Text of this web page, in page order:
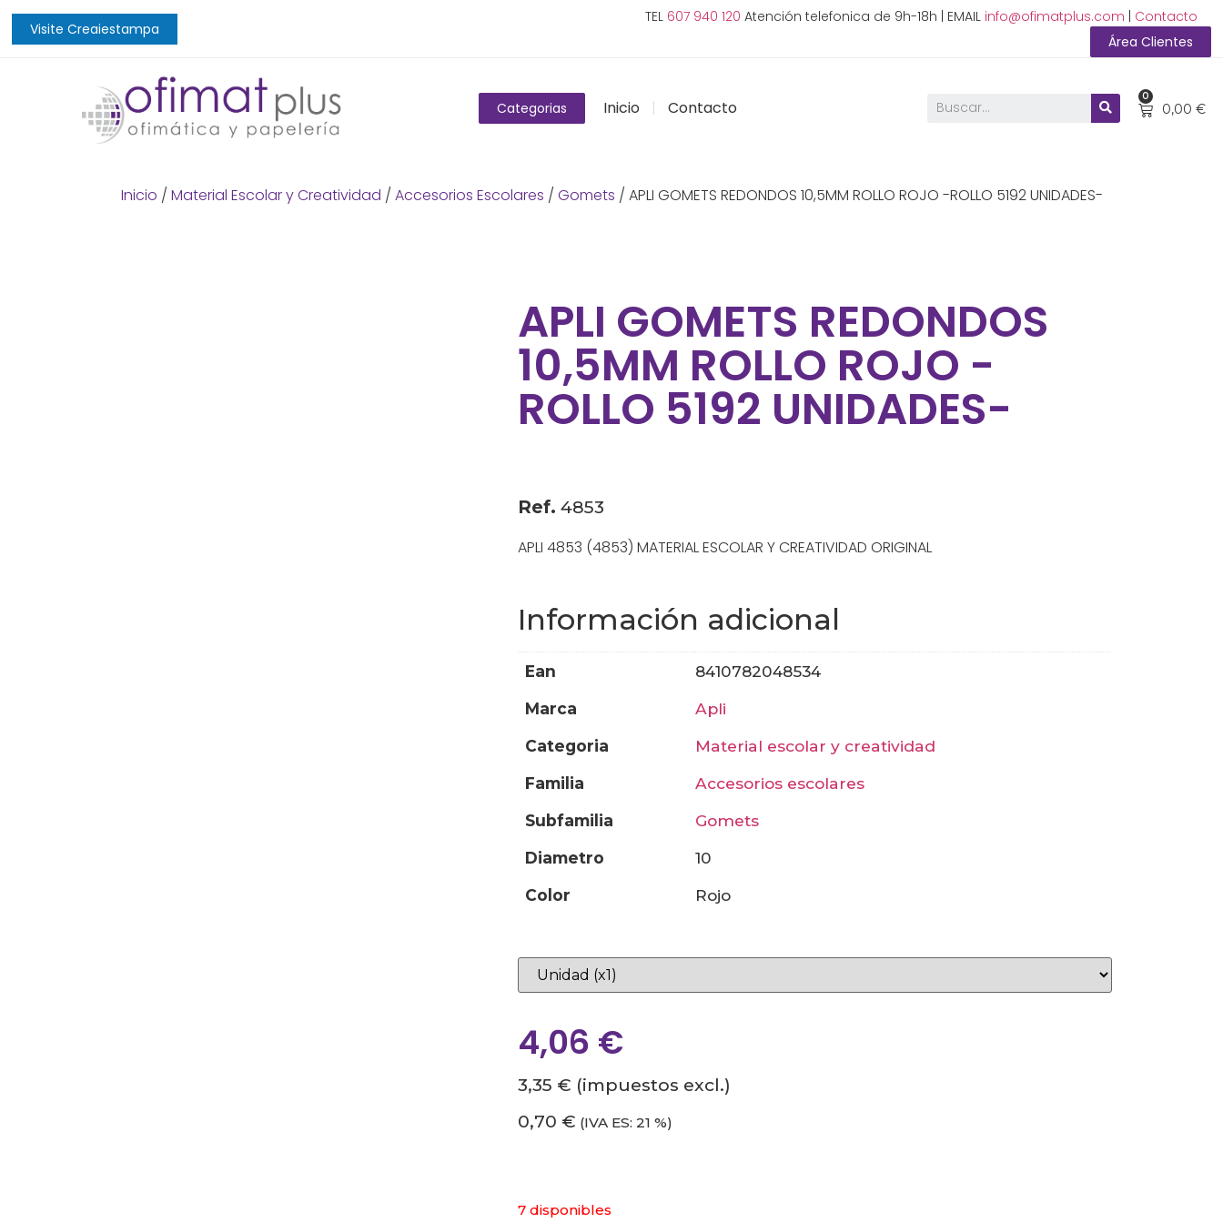
Visite Creaiestampa
TEL 607 940 120 Atención telefonica de 9h-18h | EMAIL info@ofimatplus.com
Contacto
Área Clientes
Categorias Inicio Contacto 0,00 €
0
Inicio / Material Escolar y Creatividad / Accesorios Escolares / Gomets / APLI GOMETS REDONDOS 10,5MM ROLLO ROJO -ROLLO 5192 UNIDADES-
APLI GOMETS REDONDOS
10,5MM ROLLO ROJO -
ROLLO 5192 UNIDADES-
Ref. 4853
APLI 4853 (4853) MATERIAL ESCOLAR Y CREATIVIDAD ORIGINAL
Información adicional
ean
8410782048534
marca
apli
categoria
material escolar y creatividad
familia
accesorios escolares
subfamilia
gomets
diametro
10
color
rojo
4,06 €
3,35 € (impuestos excl.)
0,70 € (IVA ES: 21 %)
7 disponibles